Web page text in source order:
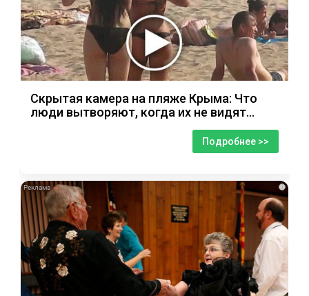
Скрытая камера на пляже Крыма: Что
люди вытворяют, когда их не видят...
Подробнее >>
i